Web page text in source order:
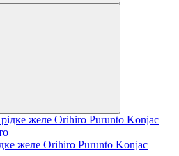
желе Orihiro Purunto Konjac